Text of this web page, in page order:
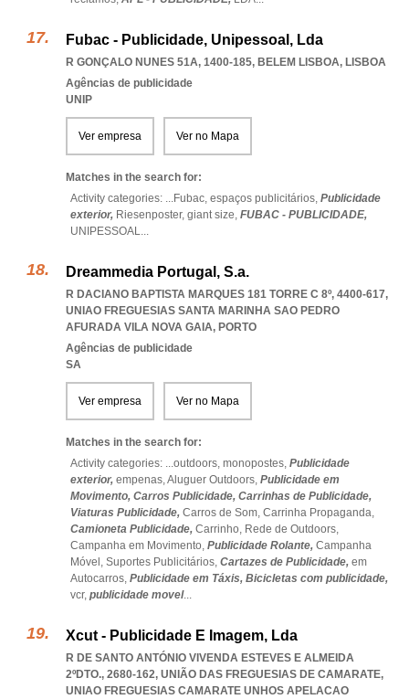
Fubac - Publicidade, Unipessoal, Lda
R GONÇALO NUNES 51A, 1400-185, BELEM LISBOA, LISBOA
Agências de publicidade
UNIP
Ver empresa Ver no Mapa
Matches in the search for:
Activity categories: ...Fubac, espaços publicitários, Publicidade
exterior, Riesenposter, giant size, FUBAC - PUBLICIDADE,
UNIPESSOAL...
Dreammedia Portugal, S.a.
R DACIANO BAPTISTA MARQUES 181 TORRE C 8º, 4400-617,
UNIAO FREGUESIAS SANTA MARINHA SAO PEDRO
AFURADA VILA NOVA GAIA, PORTO
Agências de publicidade
SA
Ver empresa Ver no Mapa
Matches in the search for:
Activity categories: ...outdoors, monopostes, Publicidade
exterior, empenas,Aluguer Outdoors, Publicidade em
Movimento, Carros Publicidade, Carrinhas de Publicidade,
Viaturas Publicidade, Carros de Som, Carrinha Propaganda,
Camioneta Publicidade, Carrinho, Rede de Outdoors,
Campanha em Movimento, Publicidade Rolante, Campanha
Móvel, Suportes Publicitários, Cartazes de Publicidade, em
Autocarros, Publicidade em Táxis, Bicicletas com publicidade,
vcr, publicidade movel...
Xcut - Publicidade E Imagem, Lda
R DE SANTO ANTÓNIO VIVENDA ESTEVES E ALMEIDA
2ºDTO., 2680-162, UNIÃO DAS FREGUESIAS DE CAMARATE,
UNIAO FREGUESIAS CAMARATE UNHOS APELACAO